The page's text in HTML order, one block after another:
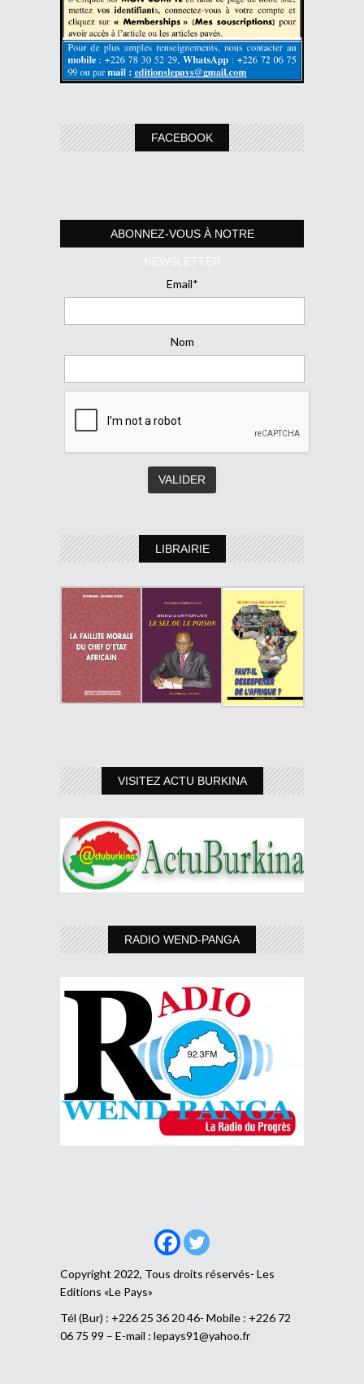
FACEBOOK
ABONNEZ-VOUS À NOTRE
NEWSLETTER
Email*
Nom
LIBRAIRIE
VISITEZ ACTU BURKINA
RADIO WEND-PANGA
Copyright 2022, Tous droits réservés- Les
Editions «Le Pays»
Tél (Bur) : +226 25 36 20 46- Mobile : +226 72
06 75 99 – E-mail : lepays91@yahoo.fr